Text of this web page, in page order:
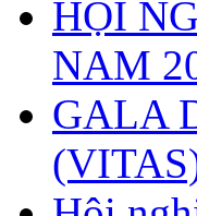
HỘI
NAM
GALA